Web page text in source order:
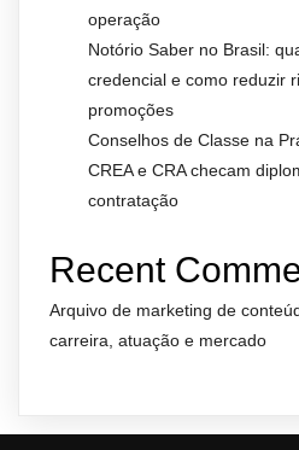
operação
Notório Saber no Brasil:
credencial e como reduzir
promoções
Conselhos de Classe na
CREA e CRA checam
contratação
Recent
Arquivo de marketing de
carreira, atuação e mercado